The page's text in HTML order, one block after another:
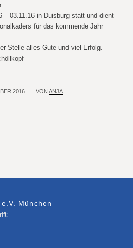
– 03.11.16 in Duisburg statt und dient
für das kommende Jahr
Stelle alles Gute und viel Erfolg.
2016 VONANJA
München